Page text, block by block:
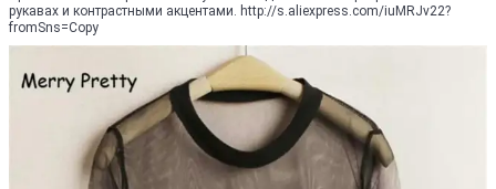
рукавах и контрастными акцентами. http://s.aliexpress.com/iuMRJv22?
fromSns=Copy